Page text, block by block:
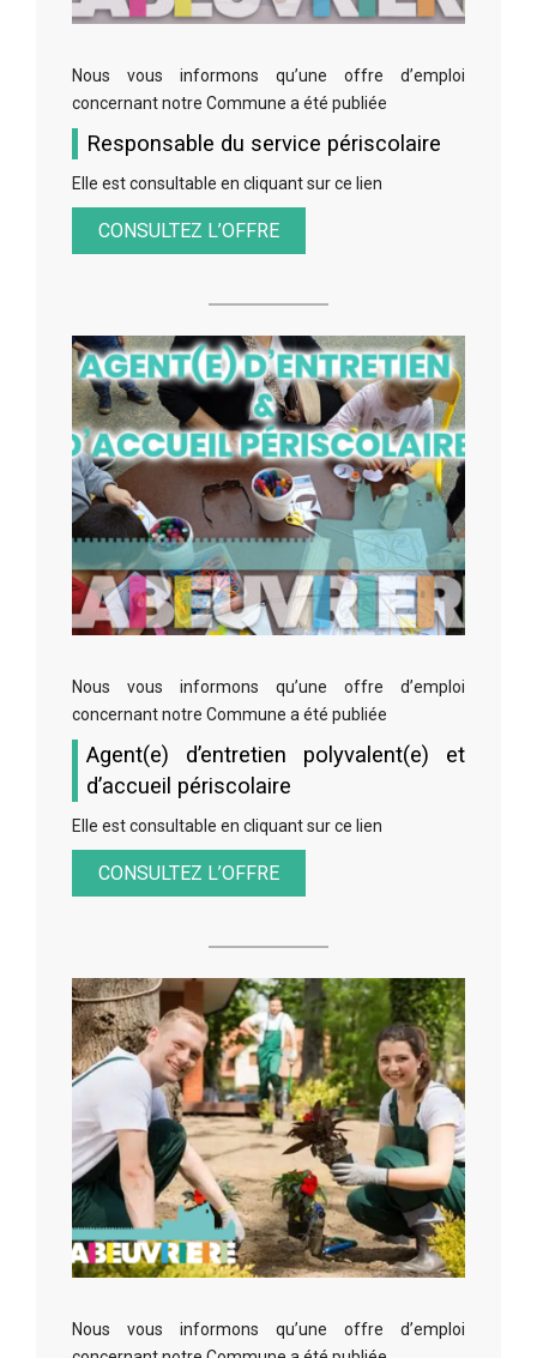
Nous vous informons qu’une offre d’emploi
concernant notre Commune a été publiée
Responsable du service périscolaire
Elle est consultable en cliquant sur ce lien
CONSULTEZ L’OFFRE
Nous vous informons qu’une offre d’emploi
concernant notre Commune a été publiée
Agent(e) d’entretien polyvalent(e) et
d’accueil périscolaire
Elle est consultable en cliquant sur ce lien
CONSULTEZ L’OFFRE
Nous vous informons qu’une offre d’emploi